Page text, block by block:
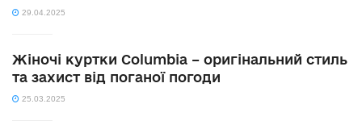
29.04.2025
Жіночі куртки Columbia – оригінальний стиль
та захист від поганої погоди
25.03.2025